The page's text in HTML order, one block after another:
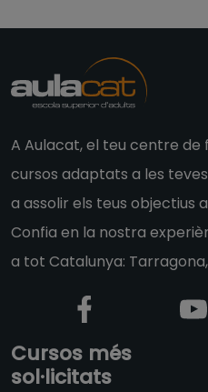
A Aulacat, el teu centre
cursos adaptats a les
a assolir els teus objectius
Confia en la nostra
a tot Catalunya:
Cursos més
sol·licitats